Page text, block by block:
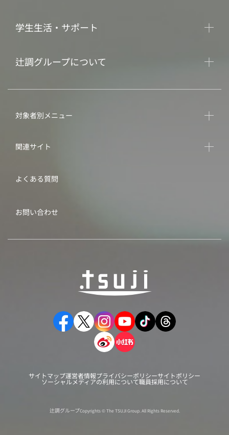
学生生活・サポート
辻調グループについて
対象者別メニュー
関連サイト
よくある質問
お問い合わせ
サイトマップ運営者情報プライバシーポリシーサイトポリシー
ソーシャルメディアの利用について職員採用について
辻調グループCopyrights © The TSUJI Group. All Rights Reserved.